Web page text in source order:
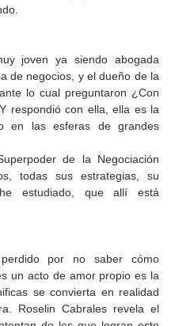
joven ya siendo abogada
de negocios, y el dueño de la
lo cual preguntaron ¿Con
respondió con ella, ella es la
en las esferas de grandes
de la Negociación
todas sus estrategias, su
estudiado, que allí está
por no saber cómo
un acto de amor propio es la
se convierta en realidad
Roselin Cabrales revela el